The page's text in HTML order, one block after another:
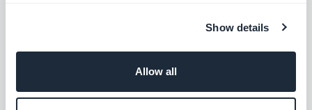
Show details
Allow all